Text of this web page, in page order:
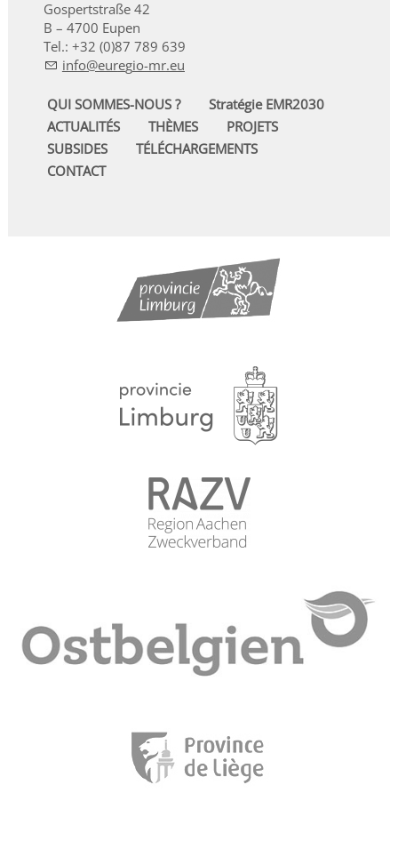
Gospertstraße 42
B – 4700 Eupen
Tel.: +32 (0)87 789 639
nf
r g -mr
QUI SOMMES-NOUS ?
Stratégie EMR2030
ACTUALITÉS
THÈMES
PROJETS
SUBSIDES
TÉLÉCHARGEMENTS
CONTACT